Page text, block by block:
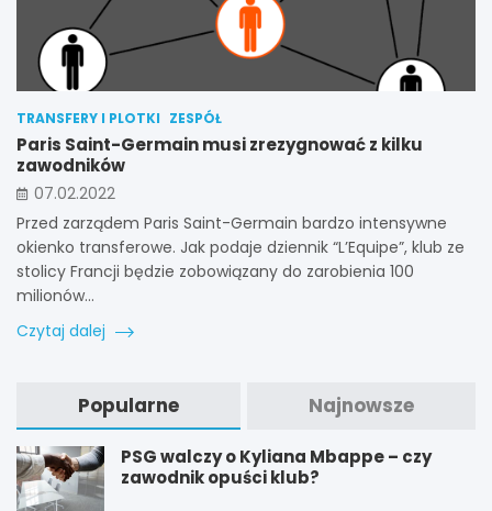
TRANSFERY I PLOTKI ZESPÓŁ
Paris Saint-Germain musi zrezygnować z kilku
zawodników
07.02.2022
Przed zarządem Paris Saint-Germain bardzo intensywne
okienko transferowe. Jak podaje dziennik “L’Equipe”, klub ze
stolicy Francji będzie zobowiązany do zarobienia 100
milionów…
Czytaj dalej
Popularne Najnowsze
PSG walczy o Kyliana Mbappe – czy
zawodnik opuści klub?